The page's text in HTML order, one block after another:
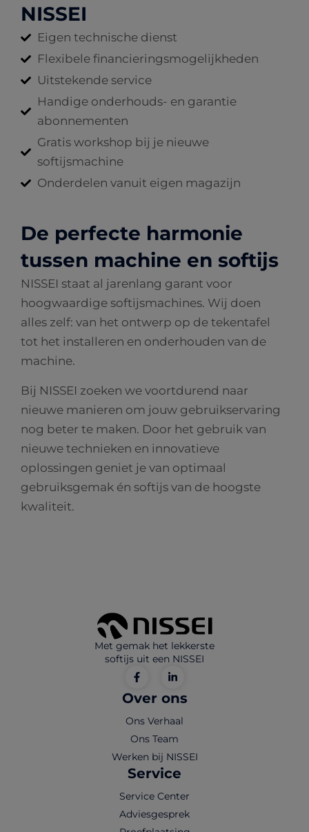
NISSEI
Eigen technische dienst
Flexibele financieringsmogelijkheden
Uitstekende service
Handige onderhouds- en garantie
abonnementen
Gratis workshop bij je nieuwe
softijsmachine
Onderdelen vanuit eigen magazijn
De perfecte harmonie
tussen machine en softijs
NISSEI staat al jarenlang garant voor
hoogwaardige softijsmachines. Wij doen
alles zelf: van het ontwerp op de tekentafel
tot het installeren en onderhouden van de
machine.
Bij NISSEI zoeken we voortdurend naar
nieuwe manieren om jouw gebruikservaring
nog beter te maken. Door het gebruik van
nieuwe technieken en innovatieve
oplossingen geniet je van optimaal
gebruiksgemak én softijs van de hoogste
kwaliteit.
Met gemak het lekkerste
softijs uit een NISSEI
Over ons
Ons Verhaal
Ons Team
Werken bij NISSEI
Service
Service Center
Adviesgesprek